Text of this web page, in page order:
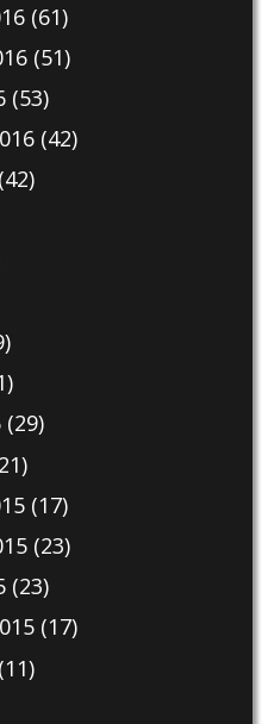
(61)
(51)
(53)
(42)
(29)
(17)
(23)
(23)
(17)